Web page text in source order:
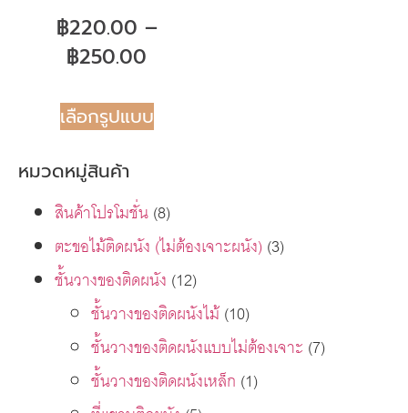
฿220.00 –
฿250.00
เลือกรูปแบบ
หมวดหมู่สินค้า
สินค้าโปรโมชั่น(8)
ตะขอไม้ติดผนัง (ไม่ต้องเจาะผนัง)(3)
ชั้นวางของติดผนัง (12)
ชั้นวางของติดผนังไม้(10)
ชั้นวางของติดผนังแบบไม่ต้องเจาะ (7)
ชั้นวางของติดผนังเหล็ก (1)